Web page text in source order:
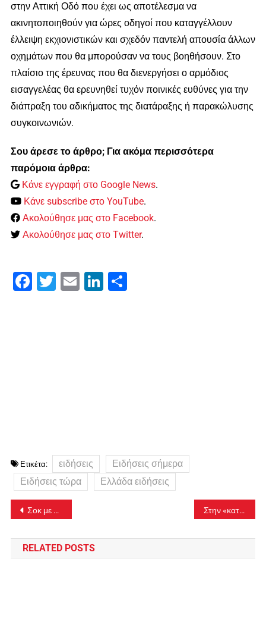
στην Αττική Οδό που έχει ως αποτέλεσμα να
ακινητοποιηθούν για ώρες οδηγοί που καταγγέλλουν
έλλειψη εκχιονιστικών και σχεδόν παντελή απουσία άλλων
οχημάτων που θα μπορούσαν να τους βοηθήσουν. Στο
πλαίσιο της έρευνας που θα διενεργήσει ο αρμόδιος
εισαγγελέας θα ερευνηθεί τυχόν ποινικές ευθύνες για την
διάπραξη του αδικήματος της διατάραξης ή παρακώλυσης
συγκοινωνιών.
Σου άρεσε το άρθρο; Για ακόμα περισσότερα
παρόμοια άρθρα:
Κάνε εγγραφή στο Google News.
Κάνε subscribe στο YouTube.
Ακολούθησε μας στο Facebook.
Ακολούθησε μας στο Twitter.
Facebook
Twitter Email LinkedIn
Ετικέτα: ειδήσεις
Ειδήσεις σήμερα
Ειδήσεις τώρα
Ελλάδα ειδήσεις
Πλοήγηση
άρθρων
Σοκ με 111 νεκρούς εν μέσω κακοκαιρίας – 19.075 νέα κρούσματα και 655 διασωληνωμένοι Στην «κατάψυξη» Γιάννενα και Άρτα
RELATED POSTS